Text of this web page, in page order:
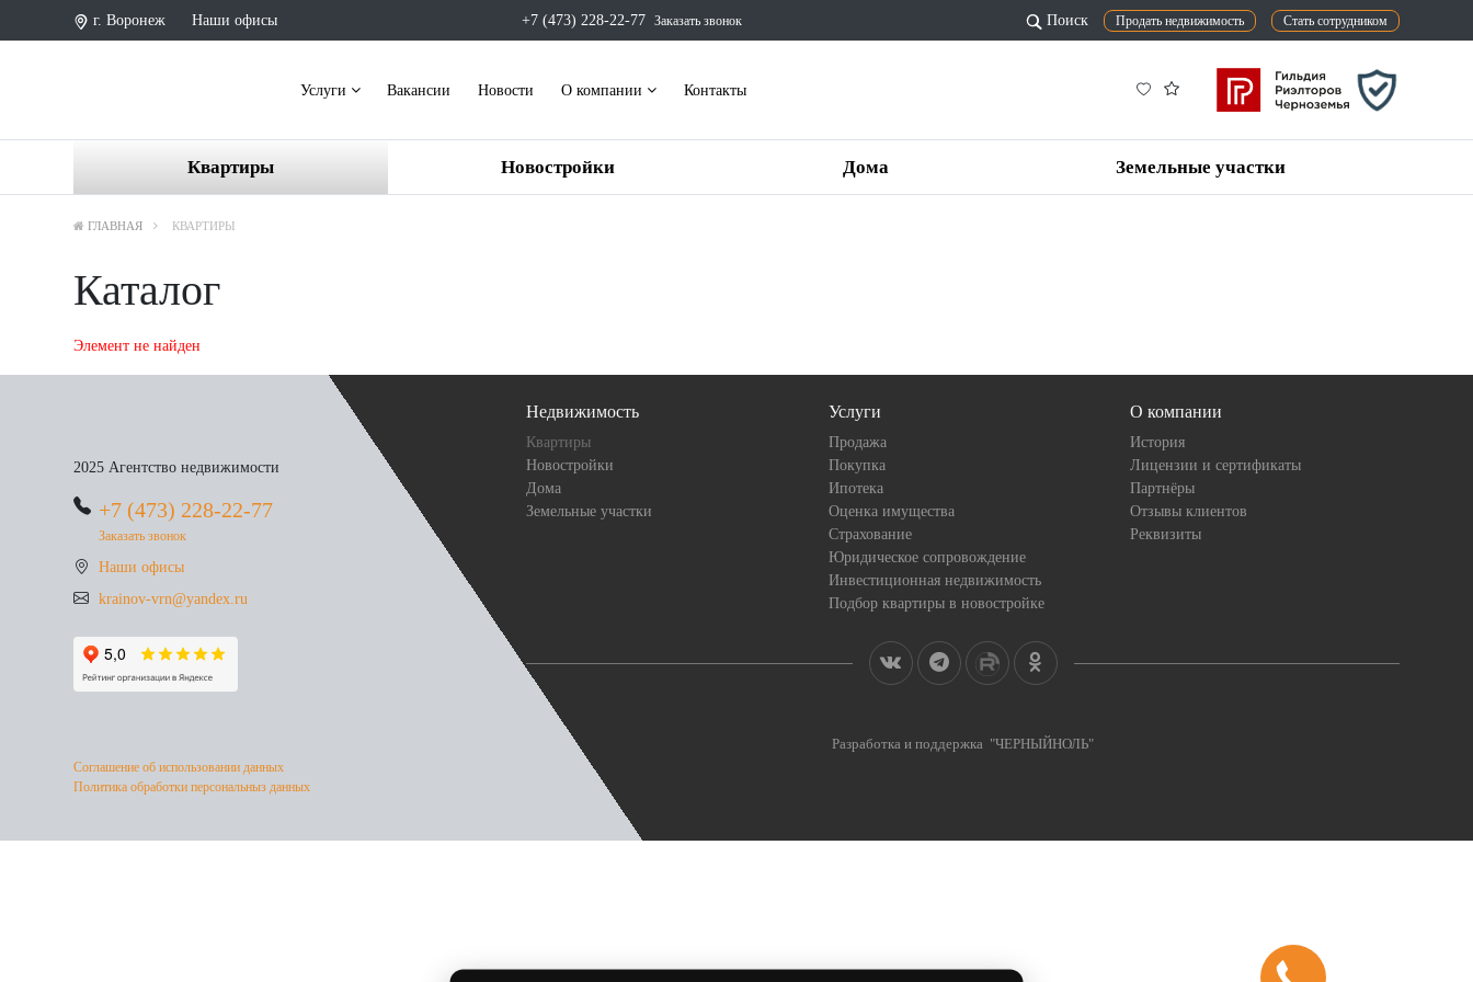
г. Воронеж Наши офисы +7 (473) 228-22-77 Заказать звонок Поиск Продать недвижимость Стать сотрудником
Услуги Вакансии Новости О компании Контакты
Квартиры Новостройки Дома Земельные участки
ГЛАВНАЯ КВАРТИРЫ
Каталог
Элемент не найден
2025 Агентство недвижимости
+7 (473) 228-22-77
Заказать звонок
Наши офисы
krainov-vrn@yandex.ru
Соглашение об использовании данных
Политика обработки персональныз данных
Недвижимость
Квартиры
Новостройки
Дома
Земельные участки
Услуги
Продажа
Покупка
Ипотека
Оценка имущества
Страхование
Юридическое сопровождение
Инвестиционная недвижимость
Подбор квартиры в новостройке
О компании
История
Лицензии и сертификаты
Партнёры
Отзывы клиентов
Реквизиты
Разработка и поддержка "ЧЕРНЫЙНОЛЬ"